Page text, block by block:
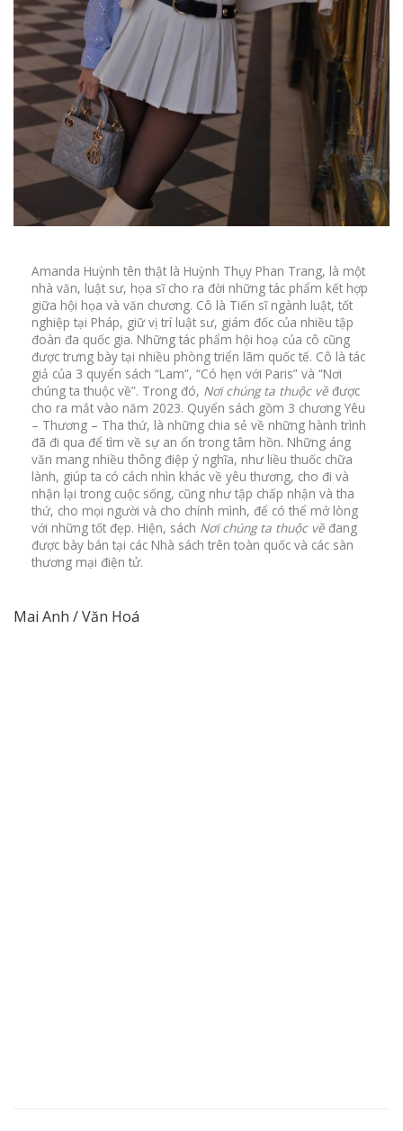
Amanda Huỳnh tên thật là Huỳnh Thụy Phan Trang, là một
nhà văn, luật sư, họa sĩ cho ra đời những tác phẩm kết hợp
giữa hội họa và văn chương. Cô là Tiến sĩ ngành luật, tốt
nghiệp tại Pháp, giữ vị trí luật sư, giám đốc của nhiều tập
đoàn đa quốc gia. Những tác phẩm hội hoạ của cô cũng
được trưng bày tại nhiều phòng triển lãm quốc tế. Cô là tác
giả của 3 quyển sách “Lam”, “Có hẹn với Paris” và “Nơi
chúng ta thuộc về”. Trong đó, Nơi chúng ta thuộc về được
cho ra mắt vào năm 2023. Quyển sách gồm 3 chương Yêu
– Thương – Tha thứ, là những chia sẻ về những hành trình
đã đi qua để tìm về sự an ổn trong tâm hồn. Những áng
văn mang nhiều thông điệp ý nghĩa, như liều thuốc chữa
lành, giúp ta có cách nhìn khác về yêu thương, cho đi và
nhận lại trong cuộc sống, cũng như tập chấp nhận và tha
thứ, cho mọi người và cho chính mình, để có thể mở lòng
với những tốt đẹp. Hiện, sách Nơi chúng ta thuộc về đang
được bày bán tại các Nhà sách trên toàn quốc và các sàn
thương mại điện tử.
Mai Anh / Văn Hoá